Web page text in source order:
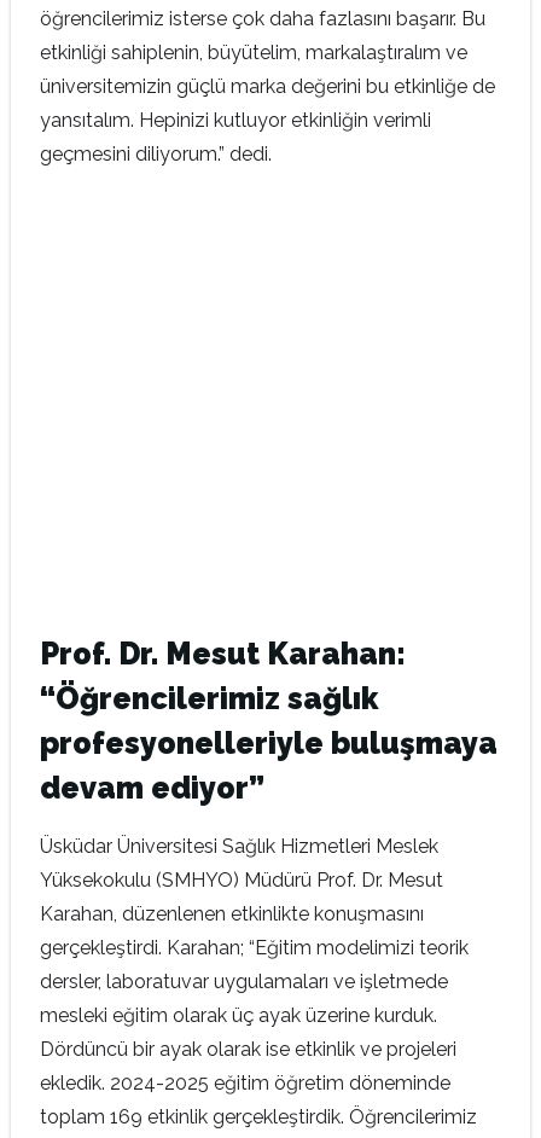
öğrencilerimiz isterse çok daha fazlasını başarır. Bu
etkinliği sahiplenin, büyütelim, markalaştıralım ve
üniversitemizin güçlü marka değerini bu etkinliğe de
yansıtalım. Hepinizi kutluyor etkinliğin verimli
geçmesini diliyorum.” dedi.
Prof. Dr. Mesut Karahan:
“Öğrencilerimiz sağlık
profesyonelleriyle buluşmaya
devam ediyor”
Üsküdar Üniversitesi Sağlık Hizmetleri Meslek
Yüksekokulu (SMHYO) Müdürü Prof. Dr. Mesut
Karahan, düzenlenen etkinlikte konuşmasını
gerçekleştirdi. Karahan; “Eğitim modelimizi teorik
dersler, laboratuvar uygulamaları ve işletmede
mesleki eğitim olarak üç ayak üzerine kurduk.
Dördüncü bir ayak olarak ise etkinlik ve projeleri
ekledik. 2024-2025 eğitim öğretim döneminde
toplam 169 etkinlik gerçekleştirdik. Öğrencilerimiz